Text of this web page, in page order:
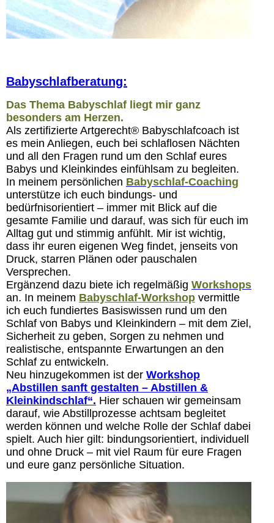
Babyschlafberatung:
Das Thema Babyschlaf liegt mir ganz
besonders am Herzen.
Als zertifizierte Artgerecht® Babyschlafcoach ist
es mein Anliegen, euch bei schlaflosen Nächten
und all den Fragen rund um den Schlaf eures
Babys und Kleinkindes einfühlsam zu begleiten.
In meinem persönlichen Babyschlaf-Coaching
unterstütze ich euch bindungs- und
bedürfnisorientiert – immer mit Blick auf die
gesamte Familie und darauf, was sich für euch im
Alltag gut und stimmig anfühlt. Mir ist wichtig,
dass ihr euren eigenen Weg findet, jenseits von
Druck, starren Plänen oder pauschalen
Versprechen.
Ergänzend dazu biete ich regelmäßig Workshops
an. In meinem Babyschlaf-Workshop vermittle
ich euch fundiertes Basiswissen rund um den
Schlaf von Babys und Kleinkindern – mit dem Ziel,
Sicherheit zu geben, Sorgen zu nehmen und
realistische, entspannte Erwartungen an den
Schlaf zu entwickeln.
Neu hinzugekommen ist der Workshop
„Abstillen sanft gestalten – Abstillen &
Kleinkindschlaf“. Hier schauen wir gemeinsam
darauf, wie Abstillprozesse achtsam begleitet
werden können und welche Rolle der Schlaf dabei
spielt. Auch hier gilt: bindungsorientiert, individuell
und ohne Druck – mit viel Raum für eure Fragen
und eure ganz persönliche Situation.